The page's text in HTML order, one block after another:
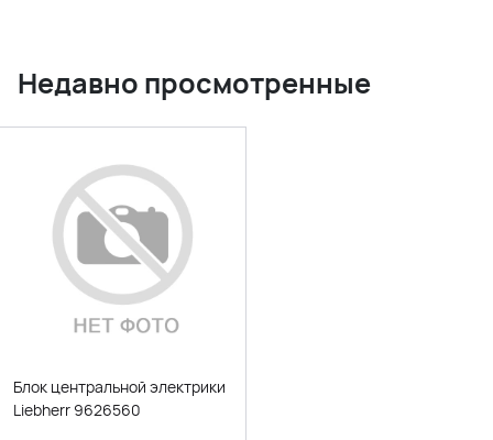
Недавно просмотренные
Блок центральной электрики
Liebherr 9626560